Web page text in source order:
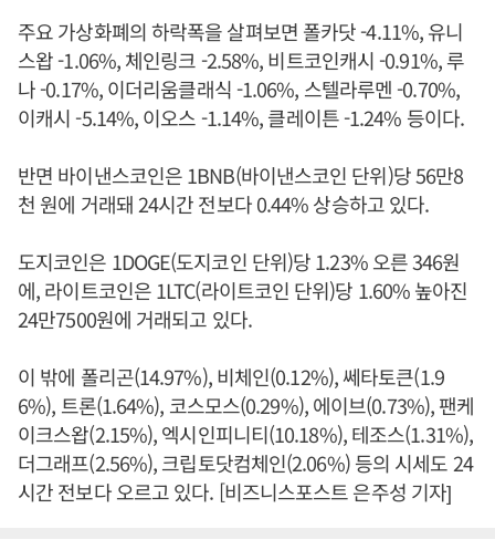
주요 가상화폐의 하락폭을 살펴보면 폴카닷 -4.11%, 유니
스왑 -1.06%, 체인링크 -2.58%, 비트코인캐시 -0.91%, 루
나 -0.17%, 이더리움클래식 -1.06%, 스텔라루멘 -0.70%,
이캐시 -5.14%, 이오스 -1.14%, 클레이튼 -1.24% 등이다.
반면 바이낸스코인은 1BNB(바이낸스코인 단위)당 56만8
천 원에 거래돼 24시간 전보다 0.44% 상승하고 있다.
도지코인은 1DOGE(도지코인 단위)당 1.23% 오른 346원
에, 라이트코인은 1LTC(라이트코인 단위)당 1.60% 높아진
24만7500원에 거래되고 있다.
이 밖에 폴리곤(14.97%), 비체인(0.12%), 쎄타토큰(1.9
6%), 트론(1.64%), 코스모스(0.29%), 에이브(0.73%), 팬케
이크스왑(2.15%), 엑시인피니티(10.18%), 테조스(1.31%),
더그래프(2.56%), 크립토닷컴체인(2.06%) 등의 시세도 24
시간 전보다 오르고 있다. [비즈니스포스트 은주성 기자]